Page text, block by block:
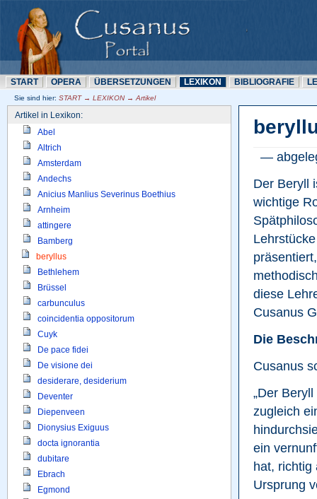
START OPERA ÜBERSETZUNN LEXIKON BIBLIOGRAFIE
Sie sind hier: START → LEXIKON → Artikel
Artikel in Lexikon:
Abel
Altrich
Amsterdam
Andechs
Anicius Manlius Severinus Boethius
Arnheim
attingere
Bamberg
beryllus
Bethlehem
Brüssel
carbunculus
coincidentia oppositorum
Cuyk
De pace fidei
De visione dei
desiderare, desiderium
Deventer
Diepenveen
Dionysius Exiguus
docta ignorantia
dubitare
Ebrach
Egmond
—
Der Beryll
wichtige
diese
Cusanus
Die
Cusanus
„Der
zugleich
ein
hat, richtig
Ursprung